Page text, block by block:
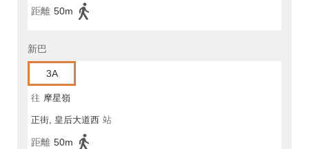
距離 50m
新巴
3A
往 摩星嶺
正街, 皇后大道西 站
距離 50m